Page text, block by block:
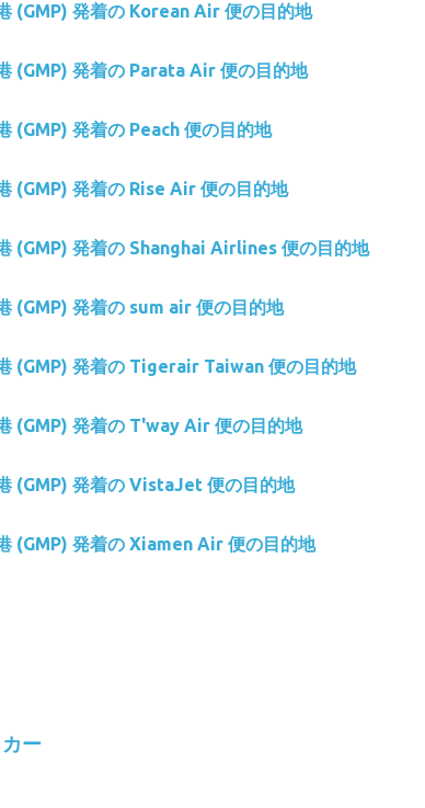
(GMP) 発着の Korean Air 便の目的地
(GMP) 発着の Parata Air 便の目的地
(GMP) 発着の Peach 便の目的地
(GMP) 発着の Rise Air 便の目的地
(GMP) 発着の Shanghai Airlines 便の目的地
(GMP) 発着の sum air 便の目的地
(GMP) 発着の Tigerair Taiwan 便の目的地
(GMP) 発着の T'way Air 便の目的地
(GMP) 発着の VistaJet 便の目的地
(GMP) 発着の Xiamen Air 便の目的地
ー